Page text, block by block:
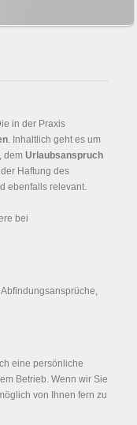
in der Praxis
. Inhaltlich geht es um
dem Urlaubsanspruch
Haftung des
ebenfalls relevant.
bei
eine persönliche
Betrieb. Wenn wir Sie
von Ihnen fern zu